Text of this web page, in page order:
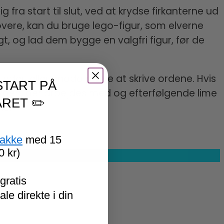
fra start til slut, ved at krydse firkanterne ud
kan du bruge lego-figur, som elverne
og lad dem bygge en valgfri figur, før de
eller endda prøve at skrive ordene. Hvis
der arbejdes med og efterfølgende lime
PÅ
✏️
med 15
kr)
direkte i din